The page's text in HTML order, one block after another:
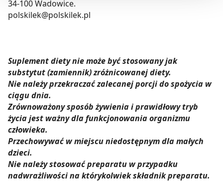
Możesz również kliknąć „
będzie oznaczało, że nie wyrażasz zgody na
z brakiem dostępu do wszystkich funkcjonalności
Strony.
34-100 Wadowice.
polskilek@polskilek.pl
Suplement diety nie może być stosowany jak
substytut (zamiennik) zróżnicowanej diety.
Nie należy przekraczać zalecanej porcji do spożycia w
ciągu dnia.
Zrównoważony sposób żywienia i prawidłowy tryb
życia jest ważny dla funkcjonowania organizmu
człowieka.
Przechowywać w miejscu niedostępnym dla małych
dzieci.
Nie należy stosować preparatu w przypadku
nadwrażliwości na którykolwiek składnik preparatu.